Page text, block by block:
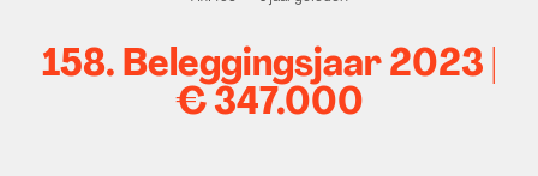
158. Beleggingsjaar 2023 |
€ 347.000